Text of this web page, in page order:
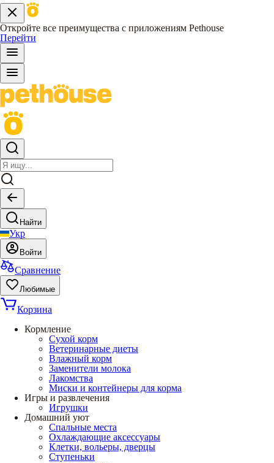
Откройте все преимущества с приложениям Pethouse
Перейти
Найти
Укр
Войти
Сравнение
Любимые
Корзина
Кормление
Сухой корм
Ветеринарные диеты
Влажный корм
Заменители молока
Лакомства
Миски и контейнеры для корма
Игры и развлечения
Игрушки
Домашний уют
Спальные места
Охлаждающие аксессуары
Клетки, вольеры, дверцы
Ступеньки